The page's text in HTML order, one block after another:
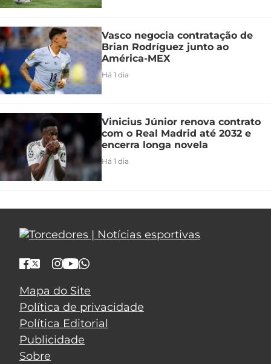
Vasco negocia contratação de
Brian Rodríguez junto ao
América-MEX
Há 1 dia
Vinicius Júnior renova contrato
com o Real Madrid até 2032 e
encerra longa novela
Há 1 dia
Mapa do Site
Política de privacidade
Política Editorial
Publicidade
Sobre